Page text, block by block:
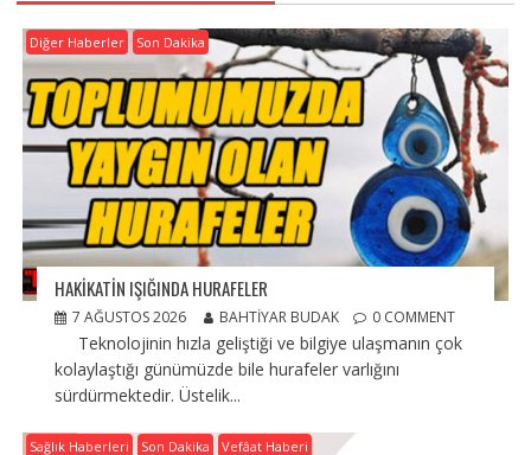
Diğer Haberler Son Dakika
HAKİKATİN IŞIĞINDA HURAFELER
7 AĞUSTOS 2026 BAHTIYAR BUDAK 0 COMMENT
Teknolojinin hızla geliştiği ve bilgiye ulaşmanın çok
kolaylaştığı günümüzde bile hurafeler varlığını
sürdürmektedir. Üstelik...
Sağlık Haberleri Son Dakika Vefâat Haberi